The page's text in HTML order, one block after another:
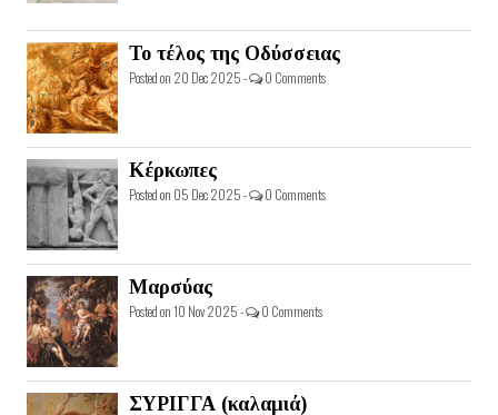
Το τέλος της Οδύσσειας
Posted on 20 Dec 2025 - 0 Comments
Κέρκωπες
Posted on 05 Dec 2025 - 0 Comments
Μαρσύας
Posted on 10 Nov 2025 - 0 Comments
ΣΥΡΙΓΓΑ (καλαμιά)